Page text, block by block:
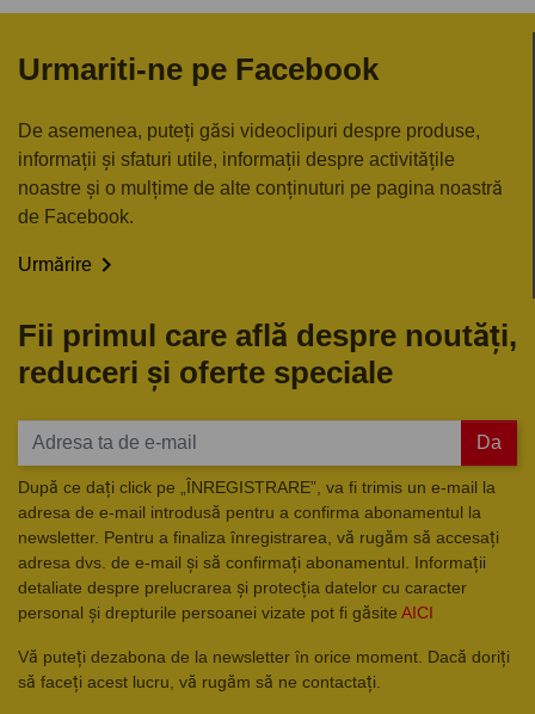
Urmariti-ne pe Facebook
De asemenea, puteți găsi videoclipuri despre produse,
informații și sfaturi utile, informații despre activitățile
noastre și o mulțime de alte conținuturi pe pagina noastră
de Facebook.
Urmărire 
Fii primul care află despre noutăți,
reduceri și oferte speciale
Da
După ce dați click pe „ÎNREGISTRARE”, va fi trimis un e-mail la
adresa de e-mail introdusă pentru a confirma abonamentul la
newsletter. Pentru a finaliza înregistrarea, vă rugăm să accesați
adresa dvs. de e-mail și să confirmați abonamentul. Informații
detaliate despre prelucrarea și protecția datelor cu caracter
personal și drepturile persoanei vizate pot fi găsite AICI
Vă puteți dezabona de la newsletter în orice moment. Dacă doriți
să faceți acest lucru, vă rugăm să ne contactați.